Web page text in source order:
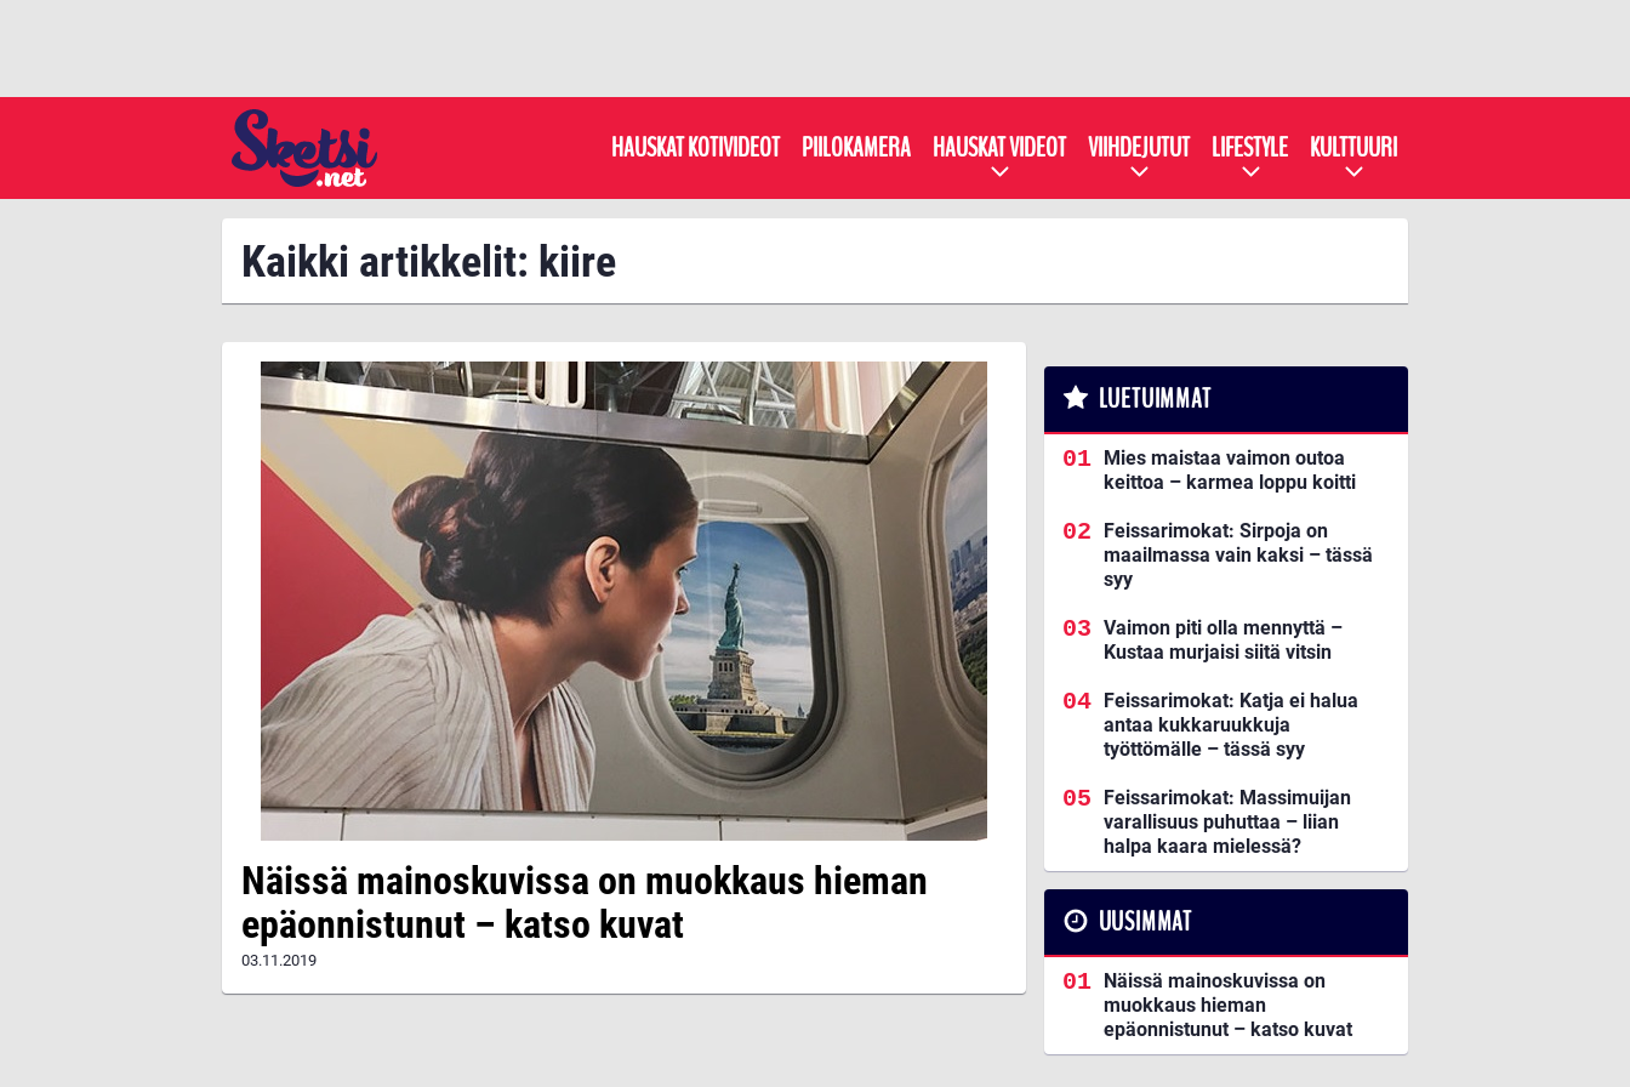
HAUSKAT KOTIVIDEOT PIILOKAMERA HAUSKAT VIDEOT VIIHDEJUTUT LIFESTYLE KULTTUURI
Kaikki artikkelit: kiire
Näissä mainoskuvissa on muokkaus hieman
epäonnistunut – katso kuvat
03.11.2019
LUETUIMMAT
Mies maistaa vaimon outoa
keittoa – karmea loppu koitti
Feissarimokat: Sirpoja on
maailmassa vain kaksi – tässä
syy
Vaimon piti olla mennyttä –
Kustaa murjaisi siitä vitsin
Feissarimokat: Katja ei halua
antaa kukkaruukkuja
työttömälle – tässä syy
Feissarimokat: Massimuijan
varallisuus puhuttaa – liian
halpa kaara mielessä?
UUSIMMAT
Näissä mainoskuvissa on
muokkaus hieman
epäonnistunut – katso kuvat